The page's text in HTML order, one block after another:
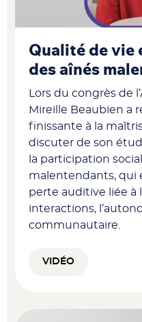
Qualité de
des aînés
Lors du congrès de
Mireille Beaubien a
finissante à la
discuter de son
la participation
malentendants, qui
perte auditive liée à
interactions,
communautaire.
VIDÉO